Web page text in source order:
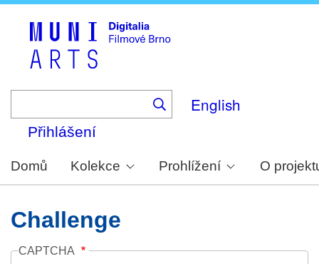
English
Přihlášení
Domů Kolekce Prohlížení O
Challenge
CAPTCHA